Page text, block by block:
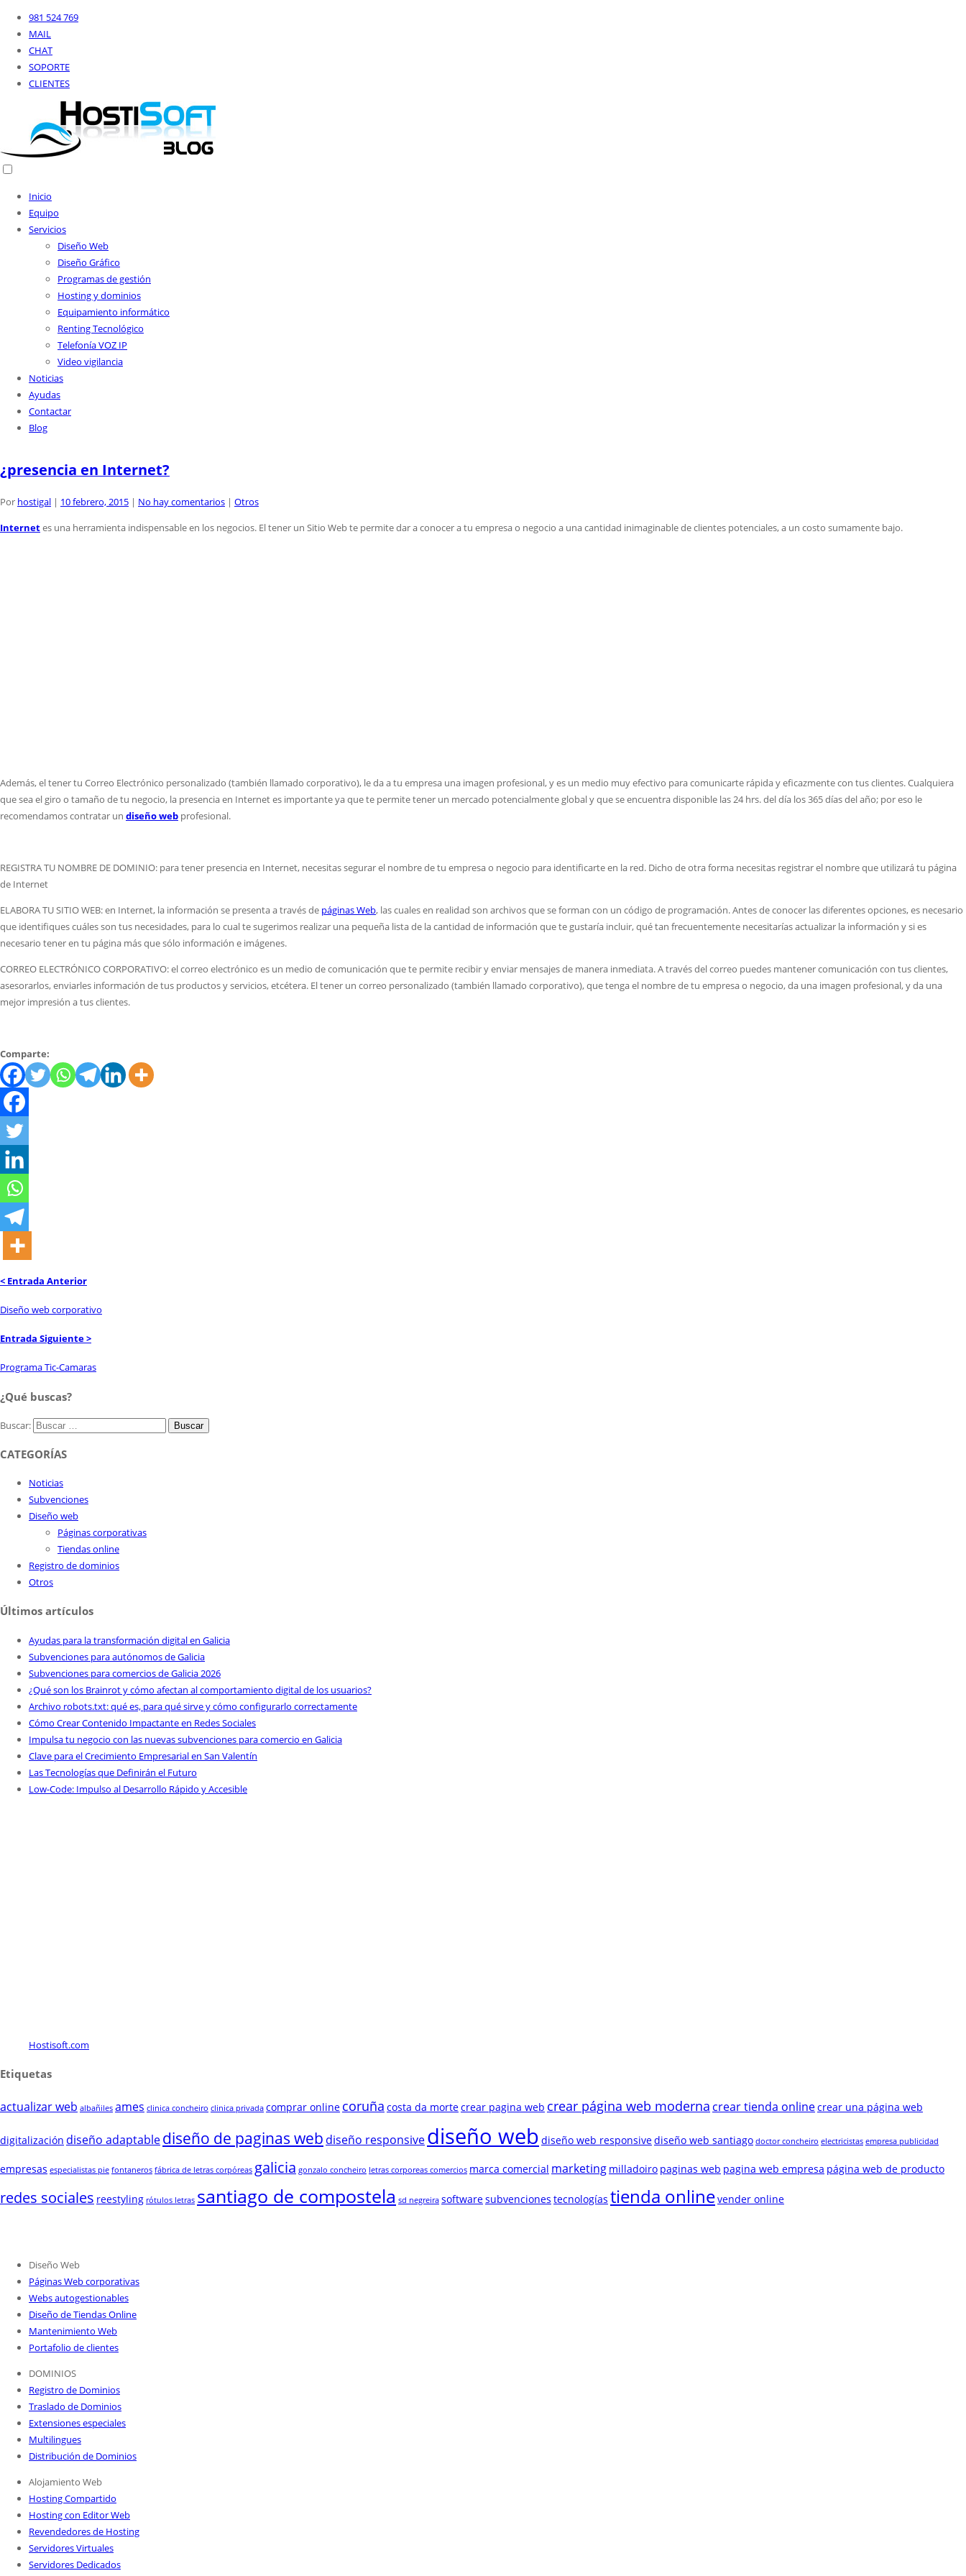
981 524 769
MAIL
CHAT
SOPORTE
CLIENTES
Inicio
Equipo
Servicios
Diseño Web
Diseño Gráfico
Programas de gestión
Hosting y dominios
Equipamiento informático
Renting Tecnológico
Telefonía VOZ IP
Video vigilancia
Noticias
Ayudas
Contactar
Blog
¿presencia en Internet?
Por hostigal | 10 febrero, 2015 | No hay comentarios | Otros
Internetes una herramienta indispensable en los negocios. El tener un Sitio Web te permite dar a conocer a tu empresa o negocio a una cantidad inimaginable de clientes potenciales, a un costo sumamente bajo.
Además, el tener tu Correo Electrónico personalizado (también llamado corporativo), le da a tu empresa una imagen profesional, y es un medio muy efectivo para comunicarte rápida y eficazmente con tus clientes. Cualquiera
que sea el giro o tamaño de tu negocio, la presencia en Internet es importante ya que te permite tener un mercado potencialmente global y que se encuentra disponible las 24 hrs. del día los 365 días del año; por eso le
recomendamos contratar un diseño web profesional.
REGISTRA TU NOMBRE DE DOMINIO: para tener presencia en Internet, necesitas segurar el nombre de tu empresa o negocio para identificarte en la red. Dicho de otra forma necesitas registrar el nombre que utilizará tu página
de Internet
ELABORA TU SITIO WEB: en Internet, la información se presenta a través de páginas Web, las cuales en realidad son archivos que se forman con un código de programación. Antes de conocer las diferentes opciones, es necesario
que identifiques cuáles son tus necesidades, para lo cual te sugerimos realizar una pequeña lista de la cantidad de información que te gustaría incluir, qué tan frecuentemente necesitarías actualizar la información y si es
necesario tener en tu página más que sólo información e imágenes.
CORREO ELECTRÓNICO CORPORATIVO: el correo electrónico es un medio de comunicación que te permite recibir y enviar mensajes de manera inmediata. A través del correo puedes mantener comunicación con tus clientes,
asesorarlos, enviarles información de tus productos y servicios, etcétera. El tener un correo personalizado (también llamado corporativo), que tenga el nombre de tu empresa o negocio, da una imagen profesional, y da una
mejor impresión a tus clientes.
Comparte:
< Entrada Anterior
Diseño web corporativo
Entrada Siguiente >
Programa Tic-Camaras
¿Qué buscas?
Buscar:
CATEGORÍAS
Noticias
Subvenciones
Diseño web
Páginas corporativas
Tiendas online
Registro de dominios
Otros
Últimos artículos
Ayudas para la transformación digital en Galicia
Subvenciones para autónomos de Galicia
Subvenciones para comercios de Galicia 2026
¿Qué son los Brainrot y cómo afectan al comportamiento digital de los usuarios?
Archivo robots.txt: qué es, para qué sirve y cómo configurarlo correctamente
Cómo Crear Contenido Impactante en Redes Sociales
Impulsa tu negocio con las nuevas subvenciones para comercio en Galicia
Clave para el Crecimiento Empresarial en San Valentín
Las Tecnologías que Definirán el Futuro
Low-Code: Impulso al Desarrollo Rápido y Accesible
Hostisoft.com
Etiquetas
actualizar web albañiles ames clinica concheiro clinica privada comprar online coruña costa da mortecrear pagina web crear página web moderna crear tienda onlinecrear una página web
digitalización diseño adaptablediseño de paginas web diseño responsivediseño web diseño web responsivediseño web santiago doctor concheiro electricistas empresa publicidad
empresas especialistas pie fontaneros fábrica de letras corpóreas galicia gonzalo concheiro letras corporeas comercios marca comercial marketing milladoiro paginas web pagina web empresa página web de producto
redes sociales reestyling rótulos letras santiago de compostela sd negreira softwaresubvenciones tecnologías tienda onlinevender online
Diseño Web
Páginas Web corporativas
Webs autogestionables
Diseño de Tiendas Online
Mantenimiento Web
Portafolio de clientes
DOMINIOS
Registro de Dominios
Traslado de Dominios
Extensiones especiales
Multilingues
Distribución de Dominios
Alojamiento Web
Hosting Compartido
Hosting con Editor Web
Revendedores de Hosting
Servidores Virtuales
Servidores Dedicados